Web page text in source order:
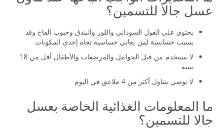
عسل جالا للتسمين؟
يحتوي على الفول السوداني واللوز والبندق وحبوب القاح وقد
يسبب حساسية لمن يعاني حساسية تجاه إحدى المكونات
لا يستخدم من قبل الحوامل والمرضعات والأطفال أقل من 18
سنة
لا نوصي بتناول أكثر من 4 ملاعق في اليوم
ما المعلومات الغذائية الخاصة بعسل
جالا للتسمين؟